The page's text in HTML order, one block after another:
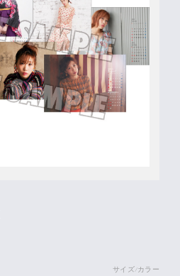
サイズ/カラー